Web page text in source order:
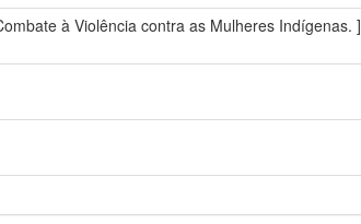
à Violência contra as Mulheres Indígenas. ]